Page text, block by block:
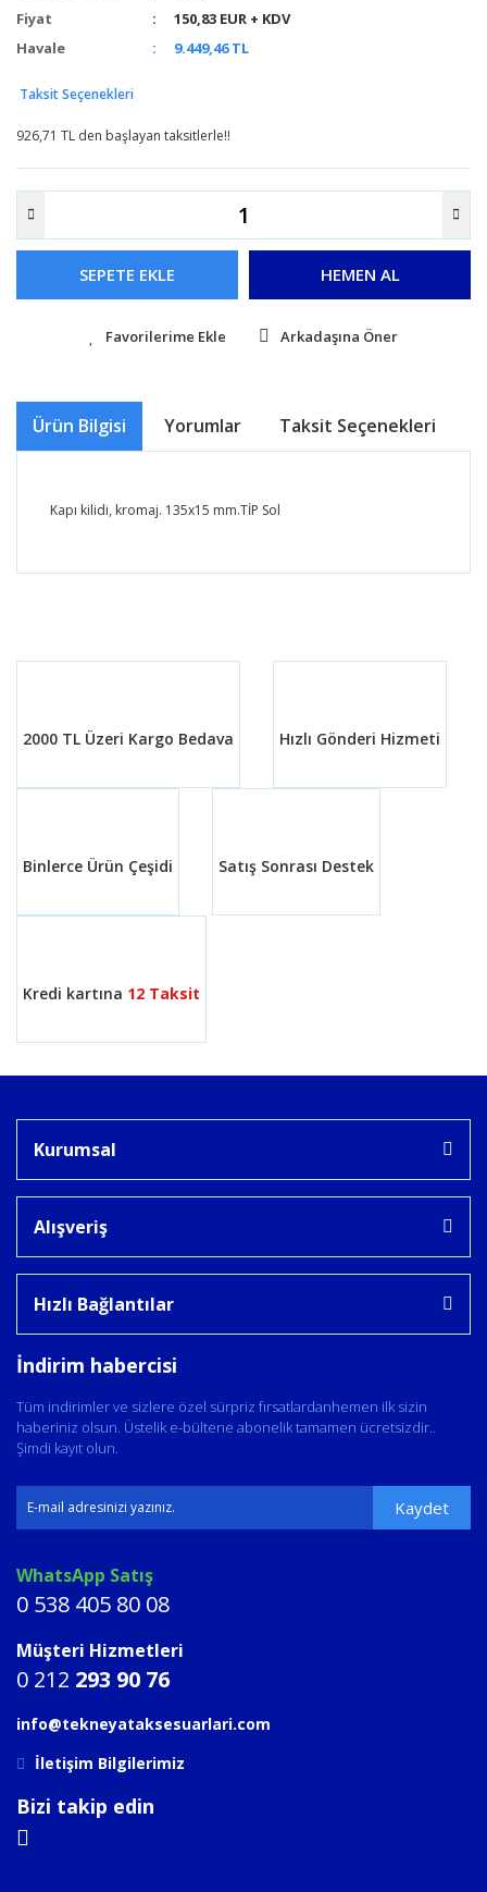
Fiyat
150,83 EUR + KDV
Havale
9.449,46 TL
Taksit Seçenekleri
926,71 TL den başlayan taksitlerle!!
SEPETE EKLE HEMEN AL
Arkadaşına Öner
Ürün Bilgisi Yorumlar Taksit Seçenekleri
Kapı kilidi, kromaj. 135x15 mm.TİP Sol
Yorum Yaz
Ürün bilgilerinde hatalar bulunuyor.
2000 TL Üzeri Kargo Bedava Hızlı Gönderi Hizmeti
Binlerce Ürün Çeşidi Satış Sonrası Destek
Kredi kartına 12 Taksit
Kurumsal
Alışveriş
Hızlı Bağlantılar
İndirim habercisi
Tüm indirimler ve sizlere özel sürpriz fırsatlardanhemen ilk sizin
haberiniz olsun. Üstelik e-bültene abonelik tamamen ücretsizdir..
Şimdi kayıt olun.
Kaydet
WhatsApp Satış
0 538 405 80 08
Müşteri Hizmetleri
0 212 293 90 76
info@tekneyataksesuarlari.com
İletişim Bilgilerimiz
Bizi takip edin